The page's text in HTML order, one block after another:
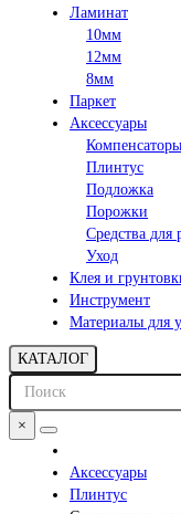
Ламинат
10мм
12мм
8мм
Паркет
Аксессуары
Компенсаторы
Плинтус
Подложка
Порожки
Средства для
Уход
Клея и
Инструмент
Материалы для
КАТАЛОГ
×
Аксессуары
Плинтус